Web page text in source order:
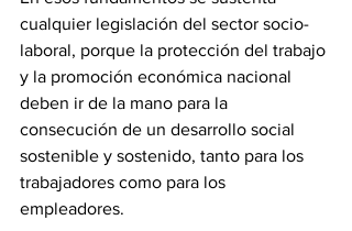
cualquier legislación del sector socio-
laboral, porque la protección del trabajo
y la promoción económica nacional
deben ir de la mano para la
consecución de un desarrollo social
sostenible y sostenido, tanto para los
trabajadores como para los
empleadores.